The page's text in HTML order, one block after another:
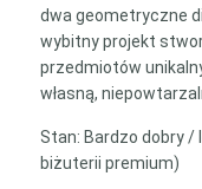
dwa geometryczne
wybitny projekt
przedmiotów
własną,
Stan: Bardzo dobry /
biżuterii premium)